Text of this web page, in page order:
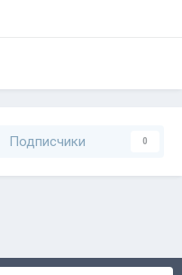
Подписчики 0